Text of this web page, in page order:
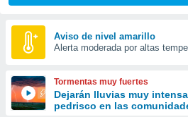
y
forma
digital
basada
Aviso de nivel amarillo
Alerta moderada por altas
Tormentas muy fuertes
Dejarán lluvias muy
pedrisco en las